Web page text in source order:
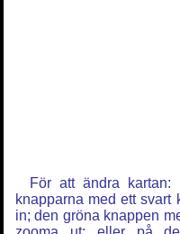
För att ändra
knapparna med ett svart
in; den gröna knappen